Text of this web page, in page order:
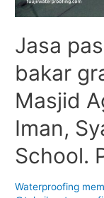
Jasa
bakar
Masjid
Iman,
School.
Waterproofing